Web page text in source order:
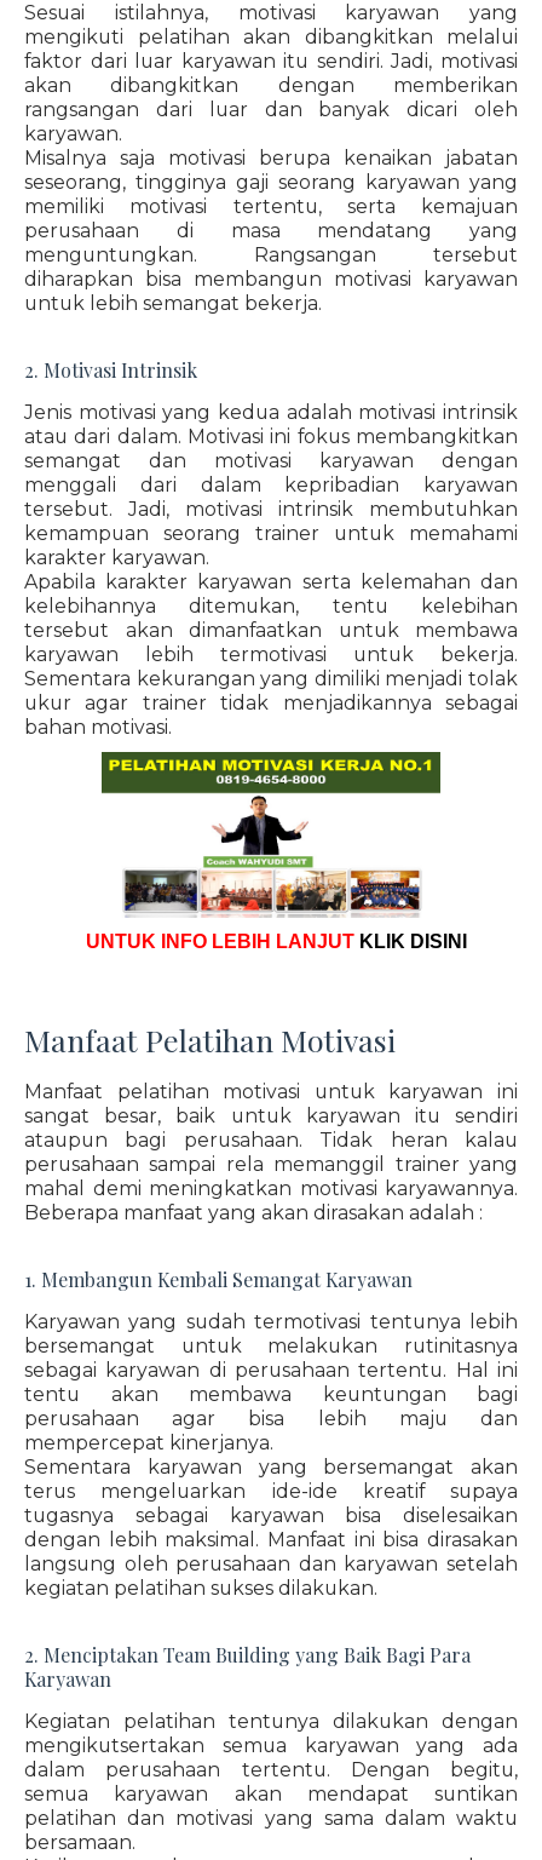
Sesuai istilahnya, motivasi karyawan yang
mengikuti pelatihan akan dibangkitkan melalui
faktor dari luar karyawan itu sendiri. Jadi, motivasi
akan dibangkitkan dengan memberikan
rangsangan dari luar dan banyak dicari oleh
karyawan.
Misalnya saja motivasi berupa kenaikan jabatan
seseorang, tingginya gaji seorang karyawan yang
memiliki motivasi tertentu, serta kemajuan
perusahaan di masa mendatang yang
menguntungkan. Rangsangan tersebut
diharapkan bisa membangun motivasi karyawan
untuk lebih semangat bekerja.
2. Motivasi Intrinsik
Jenis motivasi yang kedua adalah motivasi intrinsik
atau dari dalam. Motivasi ini fokus membangkitkan
semangat dan motivasi karyawan dengan
menggali dari dalam kepribadian karyawan
tersebut. Jadi, motivasi intrinsik membutuhkan
kemampuan seorang trainer untuk memahami
karakter karyawan.
Apabila karakter karyawan serta kelemahan dan
kelebihannya ditemukan, tentu kelebihan
tersebut akan dimanfaatkan untuk membawa
karyawan lebih termotivasi untuk bekerja.
Sementara kekurangan yang dimiliki menjadi tolak
ukur agar trainer tidak menjadikannya sebagai
bahan motivasi.
UNTUK INFO LEBIH LANJUT KLIK DISINI
Manfaat Pelatihan Motivasi
Manfaat pelatihan motivasi untuk karyawan ini
sangat besar, baik untuk karyawan itu sendiri
ataupun bagi perusahaan. Tidak heran kalau
perusahaan sampai rela memanggil trainer yang
mahal demi meningkatkan motivasi karyawannya.
Beberapa manfaat yang akan dirasakan adalah :
1. Membangun Kembali Semangat Karyawan
Karyawan yang sudah termotivasi tentunya lebih
bersemangat untuk melakukan rutinitasnya
sebagai karyawan di perusahaan tertentu. Hal ini
tentu akan membawa keuntungan bagi
perusahaan agar bisa lebih maju dan
mempercepat kinerjanya.
Sementara karyawan yang bersemangat akan
terus mengeluarkan ide-ide kreatif supaya
tugasnya sebagai karyawan bisa diselesaikan
dengan lebih maksimal. Manfaat ini bisa dirasakan
langsung oleh perusahaan dan karyawan setelah
kegiatan pelatihan sukses dilakukan.
2. Menciptakan Team Building yang Baik Bagi Para
Karyawan
Kegiatan pelatihan tentunya dilakukan dengan
mengikutsertakan semua karyawan yang ada
dalam perusahaan tertentu. Dengan begitu,
semua karyawan akan mendapat suntikan
pelatihan dan motivasi yang sama dalam waktu
bersamaan.